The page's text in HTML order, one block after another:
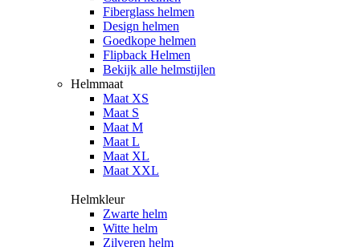
Fiberglass helmen
Design helmen
Goedkope helmen
Flipback Helmen
Bekijk alle helmstijlen
Helmmaat
Maat XS
Maat S
Maat M
Maat L
Maat XL
Maat XXL
Helmkleur
Zwarte helm
Witte helm
Zilveren helm